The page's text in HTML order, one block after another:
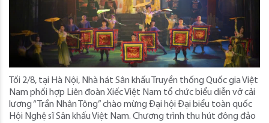
Tối 2/8, tại Hà Nội, Nhà hát Sân khấu Truyền thống Quốc gia Việt
Nam phối hợp Liên đoàn Xiếc Việt Nam tổ chức biểu diễn vở cải
lương “Trần Nhân Tông” chào mừng Đại hội Đại biểu toàn quốc
Hội Nghệ sĩ Sân khấu Việt Nam. Chương trình thu hút đông đảo